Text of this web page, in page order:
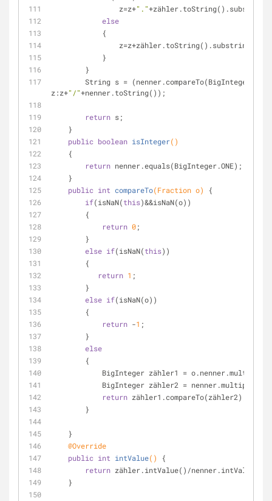
                z=z+
"."
else
            {
                z=z+zähler.toString().substring(i,i+
            }
        }
String s =
z:z+"/"+nenner.toString());
return s;
    }
public boolean isInteger()
    {
return nenner.equals(BigInteger.ONE);
    }
public int compareTo(Fraction o)
{
if(isNaN(this)&&isNaN(o))
        {
return 0;
        }
else if(isNaN(this))
        {
return 1 ;
        }
else if(isNaN(o))
        {
return -1 ;
        }
else
        {
BigInteger zähler1 =
BigInteger zähler2 =
return zähler1.compareTo(zähler2);
        }
    }
@Override
public int intValue()
{
return zähler.intValue()/nenner.intValue();
    }